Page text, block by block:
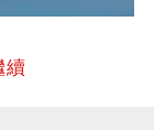
續